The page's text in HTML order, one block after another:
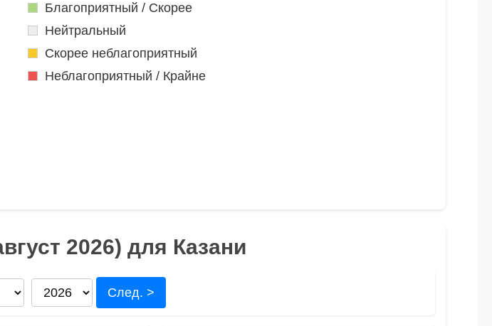
Благоприятный / Скорее
Нейтральный
Скорее неблагоприятный
Неблагоприятный / Крайне
2026) для Казани
След. >